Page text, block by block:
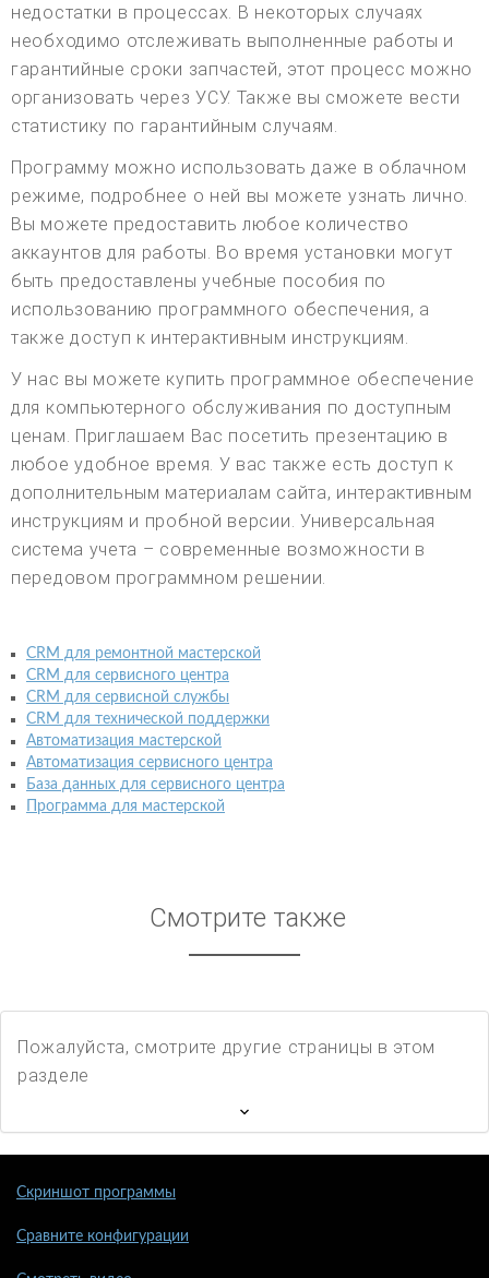
недостатки в процессах. В некоторых случаях
необходимо отслеживать выполненные работы и
гарантийные сроки запчастей, этот процесс можно
организовать через УСУ. Также вы сможете вести
статистику по гарантийным случаям.
Программу можно использовать даже в облачном
режиме, подробнее о ней вы можете узнать лично.
Вы можете предоставить любое количество
аккаунтов для работы. Во время установки могут
быть предоставлены учебные пособия по
использованию программного обеспечения, а
также доступ к интерактивным инструкциям.
У нас вы можете купить программное обеспечение
для компьютерного обслуживания по доступным
ценам. Приглашаем Вас посетить презентацию в
любое удобное время. У вас также есть доступ к
дополнительным материалам сайта, интерактивным
инструкциям и пробной версии. Универсальная
система учета – современные возможности в
передовом программном решении.
CRM для ремонтной мастерской
CRM для сервисного центра
CRM для сервисной службы
CRM для технической поддержки
Автоматизация мастерской
Автоматизация сервисного центра
База данных для сервисного центра
Программа для мастерской
Смотрите также
Пожалуйста, смотрите другие страницы в этом
разделе
Скриншот программы
Сравните конфигурации